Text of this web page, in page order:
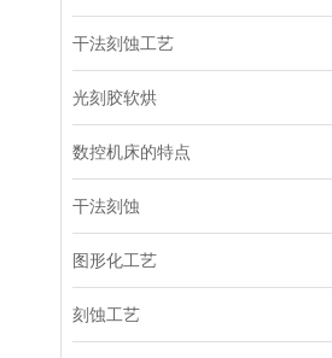
干法刻蚀工艺
光刻胶软烘
数控机床的特点
干法刻蚀
图形化工艺
刻蚀工艺